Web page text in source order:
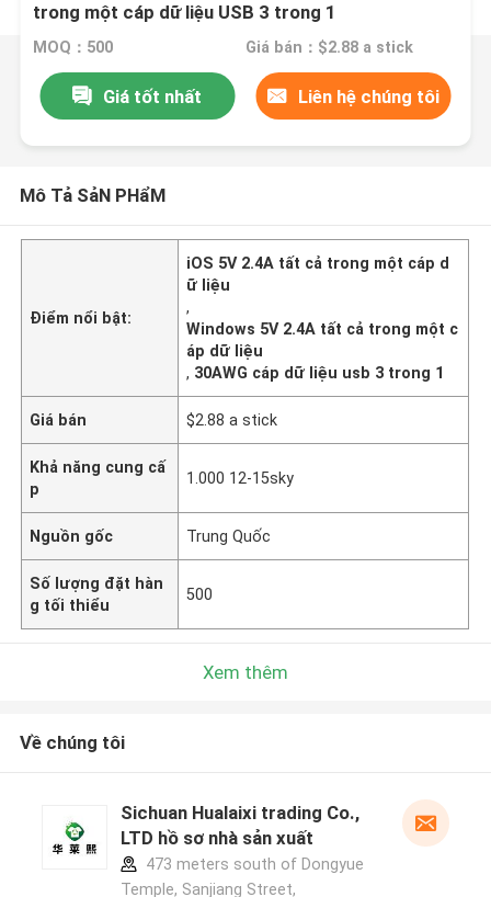
trong một cáp dữ liệu USB 3 trong 1
MOQ：500 Giá bán：$2.88 a stick
Giá tốt nhất Liên hệ chúng tôi
Mô Tả SảN PHẩM
Điểm nổi bật:
iOS 5V 2.4A tất cả trong một cáp d
ữ liệu
,
Windows 5V 2.4A tất cả trong một c
áp dữ liệu
, 30AWG cáp dữ liệu usb 3 trong 1
Giá bán $2.88 a stick
Khả năng cung cấ
p
1.000 12-15sky
Nguồn gốc Trung Quốc
Số lượng đặt hàn
g tối thiểu
500
Xem thêm
Về chúng tôi
Sichuan Hualaixi trading Co.,
LTD hồ sơ nhà sản xuất
473 meters south of Dongyue
Temple, Sanjiang Street,